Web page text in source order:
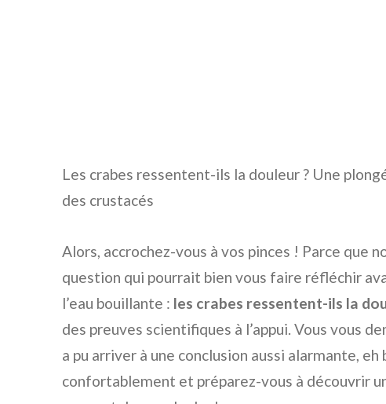
Les crabes ressentent-ils la douleur ? Une
des crustacés
Alors, accrochez-vous à vos pinces ! Parce que
question qui pourrait bien vous faire réfléchir
l’eau bouillante : les crabes ressentent-ils la
des preuves scientifiques à l’appui. Vous vous
a pu arriver à une conclusion aussi alarmante, eh
confortablement et préparez-vous à découvrir